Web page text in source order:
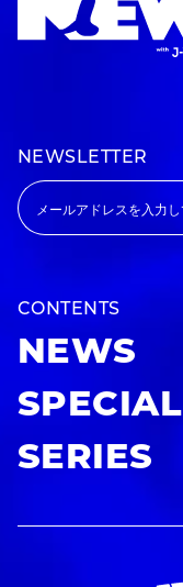
NEWSLETTER
CONTENTS
NEWS
SPECIAL
SERIES